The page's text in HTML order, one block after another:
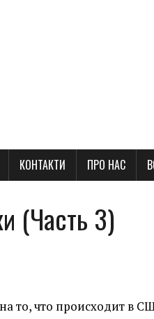
КОНТАКТИ ПРО НАС
(Часть 3)
то, что происходит в